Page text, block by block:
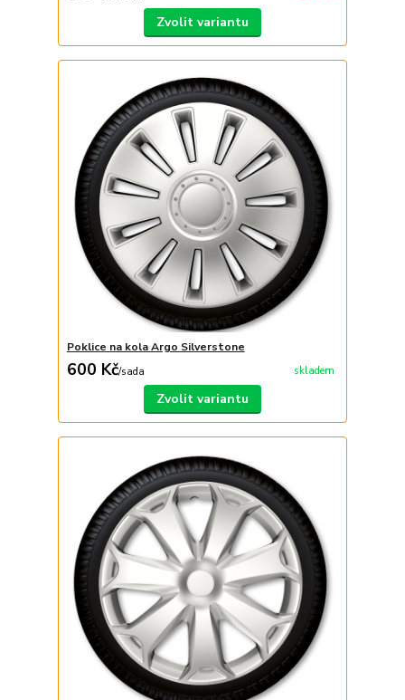
Zvolit variantu
Poklice na kola Argo Silverstone
600 Kč/sada skladem
Zvolit variantu